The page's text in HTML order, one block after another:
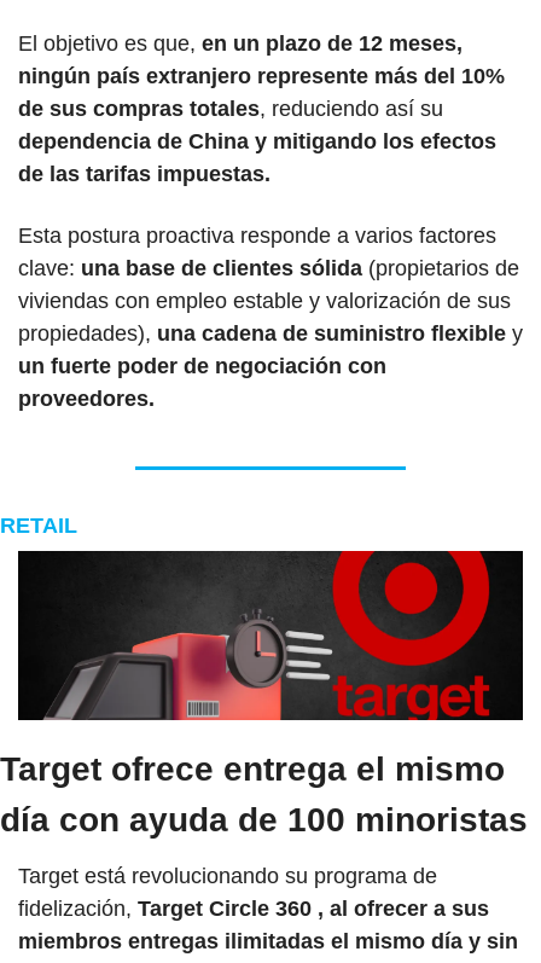
El objetivo es que, en un plazo de 12 meses,
ningún país extranjero represente más del 10%
de sus compras totales
dependencia de China y mitigando los efectos
de las tarifas impuestas.
Esta postura proactiva responde a varios factores
clave: una base de clientes sólida (propietarios de
viviendas con empleo estable y valorización de sus
propiedades), una cadena de suministro flexible
un fuerte poder de negociación con
proveedores.
RETAIL
Target ofrece entrega el mismo
día con ayuda de 100 minoristas
Target está revolucionando su programa de
fidelización, Target Circle 360 , al ofrecer a sus
miembros entregas ilimitadas el mismo día y sin